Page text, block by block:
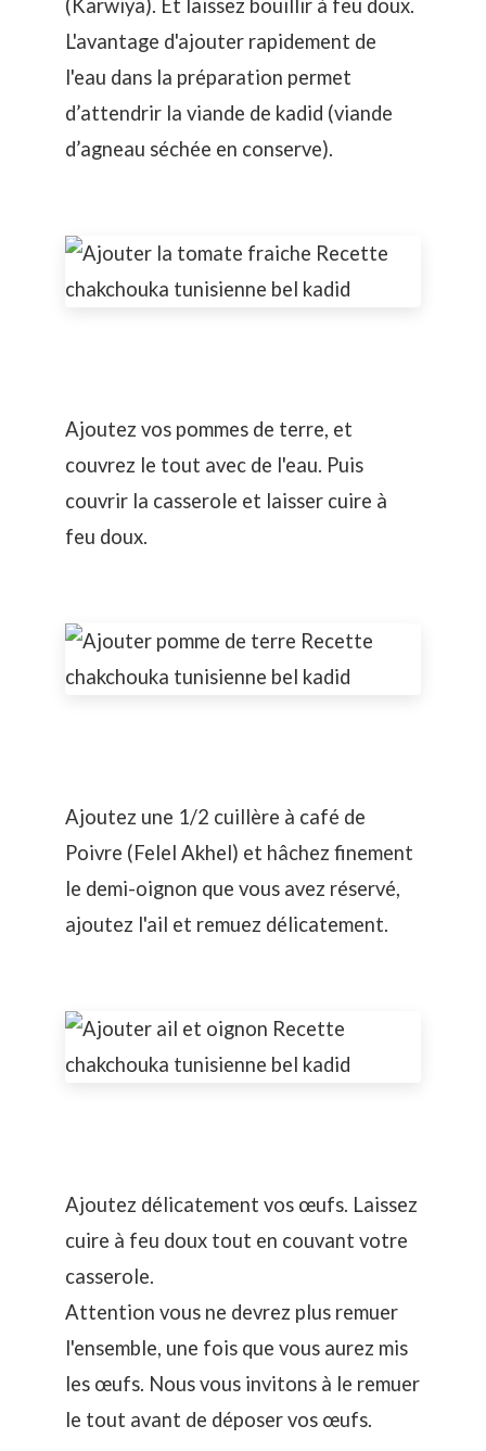
(Karwiya). Et laissez bouillir à feu doux.
L'avantage d'ajouter rapidement de
l'eau dans la préparation permet
d’attendrir la viande de kadid (viande
d’agneau séchée en conserve).
Ajoutez vos pommes de terre, et
couvrez le tout avec de l'eau. Puis
couvrir la casserole et laisser cuire à
feu doux.
Ajoutez une 1/2 cuillère à café de
Poivre (Felel Akhel) et hâchez finement
le demi-oignon que vous avez réservé,
ajoutez l'ail et remuez délicatement.
Ajoutez délicatement vos œufs. Laissez
cuire à feu doux tout en couvant votre
casserole.
Attention vous ne devrez plus remuer
l'ensemble, une fois que vous aurez mis
les œufs. Nous vous invitons à le remuer
le tout avant de déposer vos œufs.